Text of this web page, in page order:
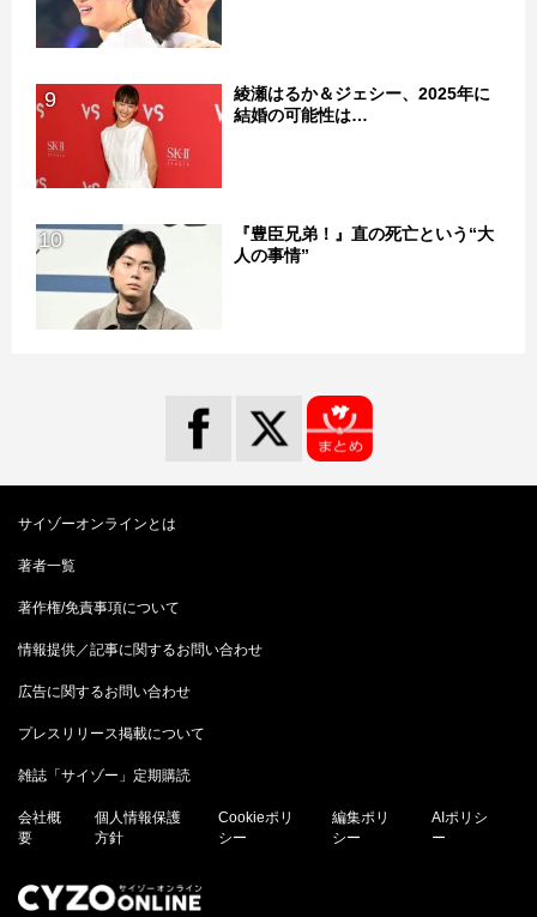
9
綾瀬はるか＆ジェシー、2025年に
結婚の可能性は…
10
『豊臣兄弟！』直の死亡という“大
人の事情”
サイゾーオンラインとは
著者一覧
著作権/免責事項について
情報提供／記事に関するお問い合わせ
広告に関するお問い合わせ
プレスリリース掲載について
雑誌「サイゾー」定期購読
会社概
要
個人情報保護
方針
Cookieポリ
シー
編集ポリ
シー
AIポリシ
ー